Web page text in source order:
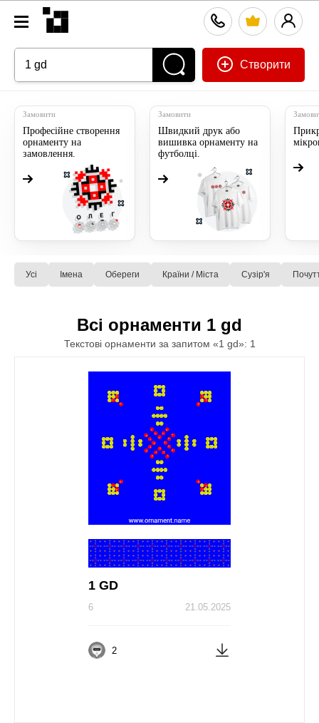
Створити
Замовити
Професійне створення
орнаменту на
замовлення.
Замовити
Швидкий друк або
вишивка орнаменту на
футболці.
Усі Імена Обереги Країни / Міста Сузiр'я
Всі орнаменти 1 gd
Текстові орнаменти за запитом «1 gd»: 1
1 GD
21.05.2025
6
2